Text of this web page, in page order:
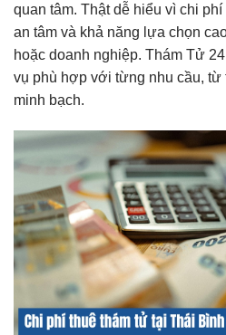
quan tâm. Thật dễ hiểu vì chi
an tâm và khả năng lựa chọn
hoặc doanh nghiệp. Thám Tử
vụ phù hợp với từng nhu cầu, từ
minh bạch.